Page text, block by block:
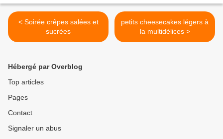
< Soirée crêpes salées et
sucrées
petits cheesecakes légers à
la multidélices >
Hébergé par Overblog
Top articles
Pages
Contact
Signaler un abus